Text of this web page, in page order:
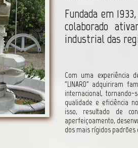
Fundada em
colaborado
industrial das
Com uma experiência
"LINARD" adquiriram
internacional, tornando-
qualidade e eficiência
isso, resultado de
aperfeiçoamento,
dos mais rígidos padrões